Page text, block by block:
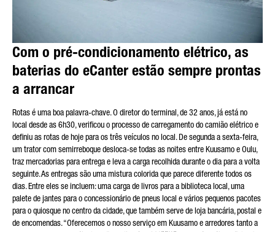
Com o pré-condicionamento elétrico, as
baterias do eCanter estão sempre prontas
a arrancar
Rotas é uma boa palavra-chave. O diretor do terminal, de 32 anos, já está no
local desde as 6h30, verificou o processo de carregamento do camião elétrico e
definiu as rotas de hoje para os três veículos no local. De segunda a sexta-feira,
um trator com semirreboque desloca-se todas as noites entre Kuusamo e Oulu,
traz mercadorias para entrega e leva a carga recolhida durante o dia para a volta
seguinte. As entregas são uma mistura colorida que parece diferente todos os
dias. Entre eles se incluem: uma carga de livros para a biblioteca local, uma
palete de jantes para o concessionário de pneus local e vários pequenos pacotes
para o quiosque no centro da cidade, que também serve de loja bancária, postal e
de encomendas. “Oferecemos o nosso serviço em Kuusamo e arredores tanto a